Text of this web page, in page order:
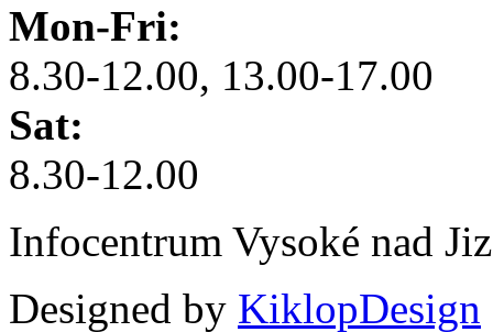
Mon-Fri:
8.30-12.00, 13.00-17.00
Sat:
8.30-12.00
Infocentrum Vysoké nad
Designed by KiklopDesign